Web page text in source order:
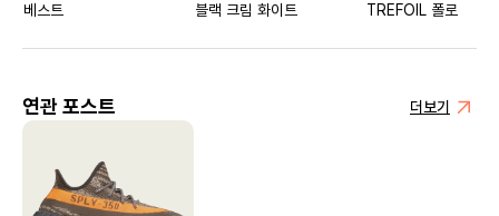
베스트
블랙 크림 화이트
TREFOIL 폴로
연관 포스트 더보기